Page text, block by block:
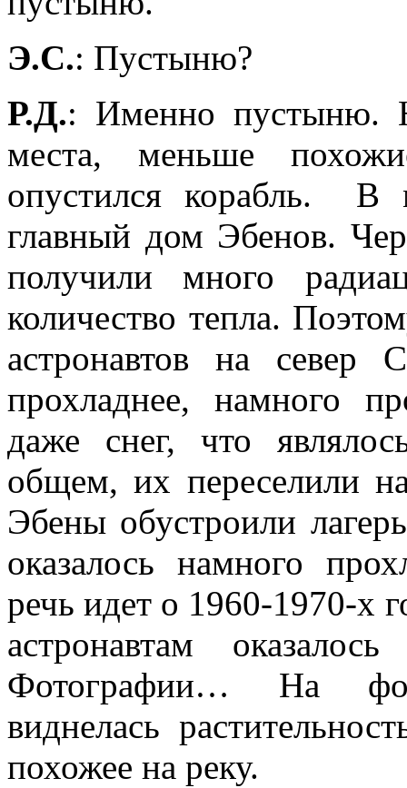
Э.С.: Пустыню?
Р.Д.: Именно пустыню.
места, меньше
опустился корабль.
В
главный дом Эбенов.
получили много
количество тепла.
астронавтов на север
прохладнее, намного
даже снег, что
общем, их переселили
Эбены обустроили
оказалось намного
речь идет о 1960-1970-х
астронавтам
Фотографии… На
виднелась
похожее на реку.